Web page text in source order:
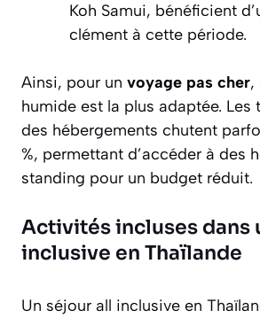
Koh Samui, bénéficient
clément à cette période.
Ainsi, pour un voyage pas cher,
humide est la plus adaptée. Les
des hébergements chutent
%, permettant d’accéder à des
standing pour un budget réduit.
Activités incluses dans
inclusive en Thaïlande
Un séjour all inclusive en